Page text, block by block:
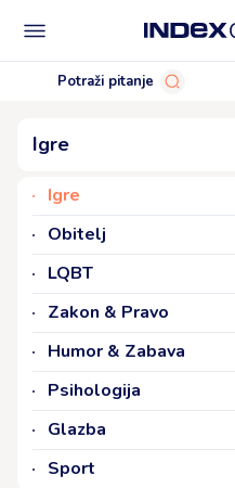
Potraži pitanje
Igre
Dizajn
Politika
Igre
Obitelj
LQBT
Zakon & Pravo
Humor & Zabava
Psihologija
Glazba
Sport